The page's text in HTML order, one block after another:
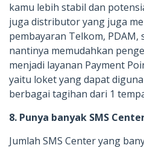
kamu lebih stabil dan
juga distributor yang juga
pembayaran Telkom, PDAM,
nantinya memudahkan
menjadi layanan Payment
yaitu loket yang dapat
berbagai tagihan dari 1
8. Punya banyak SMS
Jumlah SMS Center yang